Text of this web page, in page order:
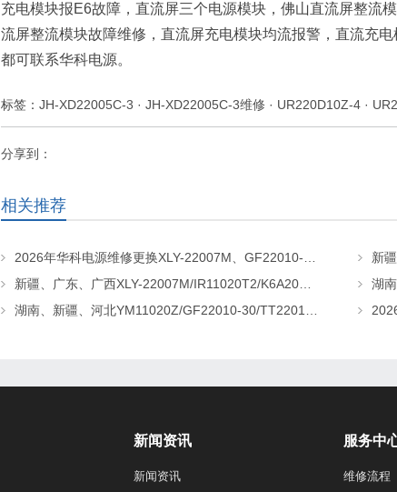
充电模块报E6故障，直流屏三个电源模块，佛山直流屏整流
流屏整流模块故障维修，直流屏充电模块均流报警，直流充
都可联系华科电源。
标签： JH-XD22005C-3 · JH-XD22005C-3维修 · UR220D10Z-4 ·
分享到：
相关推荐
2026年华科电源维修更换XLY-22007M、GF22010-20、CHR-22020直流屏充电模块
新疆、广东、广西XLY-22007M/IR11020T2/K6A20直流屏充电模块维修更换
湖南、新疆、河北YM11020Z/GF22010-30/TT22010-T5直流屏充电模块维修更换
新闻资讯
新闻资讯
服务中
维修流程